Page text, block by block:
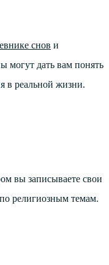
снов и
могут дать вам понять
в реальной жизни.
вы записываете свои
религиозным темам.